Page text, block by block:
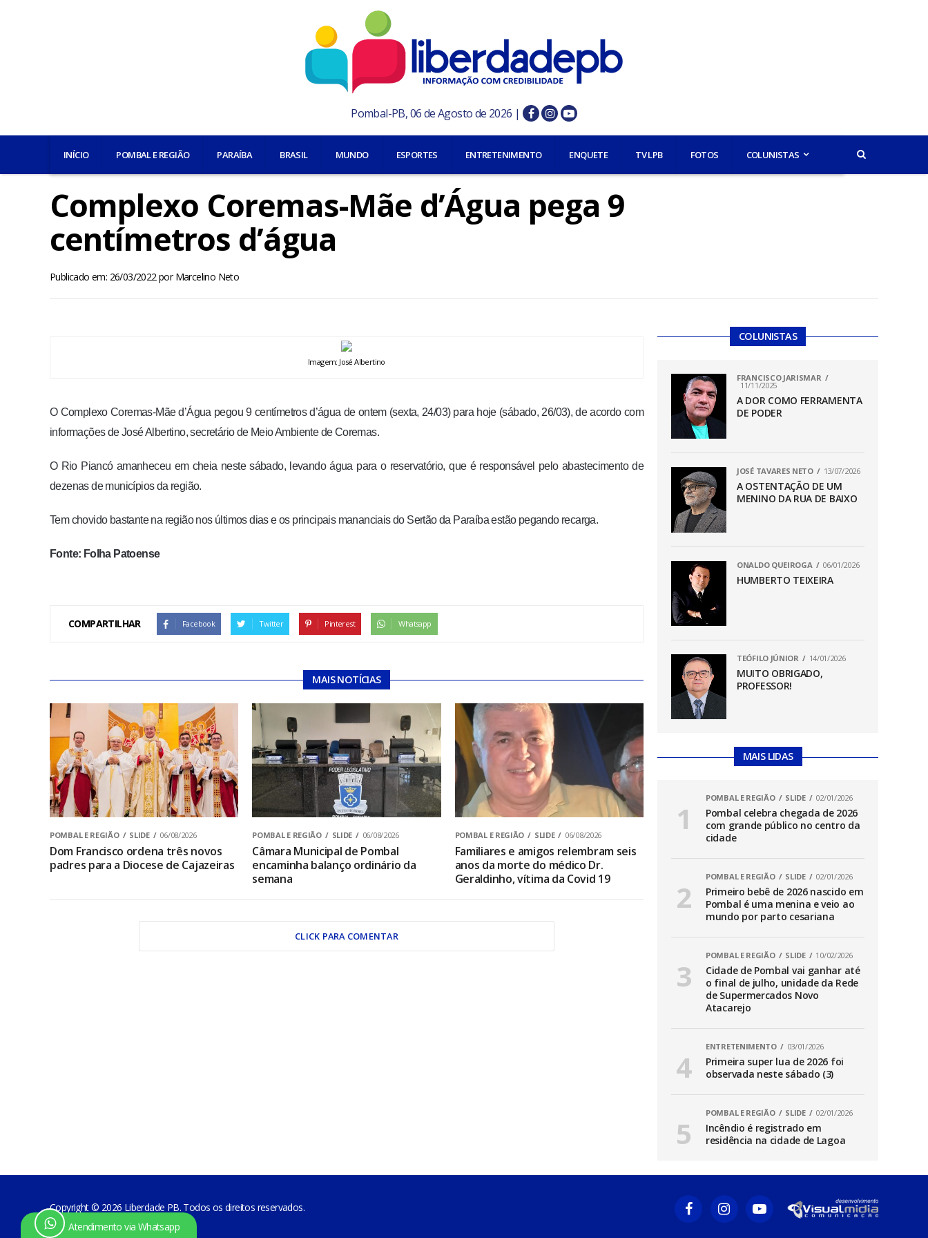
Pombal-PB, 06 de Agosto de 2026 |
INÍCIO POMBAL E REGIÃO PARAÍBA BRASIL MUNDO ESPORTES ENTRETENIMENTO ENQUETE TV LPB FOTOS COLUNISTAS
Complexo Coremas-Mãe d’Água pega 9
centímetros d’água
Publicado em: 26/03/2022porMarcelino Neto
Imagem: José Albertino
O Complexo Coremas-Mãe d’Água pegou 9 centímetros d’água de ontem (sexta, 24/03) para hoje (sábado, 26/03), de acordo com
informações de José Albertino, secretário de Meio Ambiente de Coremas.
O Rio Piancó amanheceu em cheia neste sábado, levando água para o reservatório, que é responsável pelo abastecimento de
dezenas de municípios da região.
Tem chovido bastante na região nos últimos dias e os principais mananciais do Sertão da Paraíba estão pegando recarga.
Fonte: Folha Patoense
COMPARTILHAR Facebook Twitter Pinterest Whatsapp
MAIS NOTÍCIAS
POMBAL E REGIÃO SLIDE 06/08/2026
Dom Francisco ordena três novos
padres para a Diocese de Cajazeiras
POMBAL E REGIÃO SLIDE 06/08/2026
Câmara Municipal de Pombal
encaminha balanço ordinário da
semana
POMBAL E REGIÃO SLIDE 06/08/2026
Familiares e amigos relembram seis
anos da morte do médico Dr.
Geraldinho, vítima da Covid 19
CLICK PARA COMENTAR
COLUNISTAS
FRANCISCO JARISMAR
11/11/2025
A DOR COMO FERRAMENTA
DE PODER
JOSÉ TAVARES NETO 13/07/2026
A OSTENTAÇÃO DE UM
MENINO DA RUA DE BAIXO
ONALDO QUEIROGA 06/01/2026
HUMBERTO TEIXEIRA
TEÓFILO JÚNIOR 14/01/2026
MUITO OBRIGADO,
PROFESSOR!
MAIS LIDAS
POMBAL E REGIÃO SLIDE 02/01/2026
Pombal celebra chegada de 2026
com grande público no centro da
cidade
POMBAL E REGIÃO SLIDE 02/01/2026
Primeiro bebê de 2026 nascido em
Pombal é uma menina e veio ao
mundo por parto cesariana
POMBAL E REGIÃO SLIDE 10/02/2026
Cidade de Pombal vai ganhar até
o final de julho, unidade da Rede
de Supermercados Novo
Atacarejo
ENTRETENIMENTO 03/01/2026
Primeira super lua de 2026 foi
observada neste sábado (3)
POMBAL E REGIÃO SLIDE 02/01/2026
Incêndio é registrado em
residência na cidade de Lagoa
Atendimento via Whatsapp
Copyright © 2026 Liberdade PB. Todos os direitos reservados.